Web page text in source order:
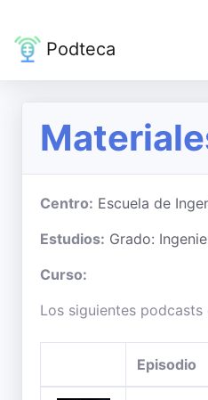
Podteca
Centro: Escuela de
Estudios: Grado:
Curso:
Los siguientes
Episodio